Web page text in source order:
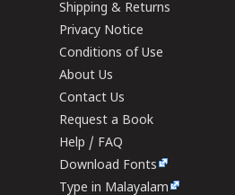
Shipping & Returns
Privacy Notice
Conditions of Use
About Us
Contact Us
Request a Book
Help / FAQ
Download Fonts
Type in Malayalam